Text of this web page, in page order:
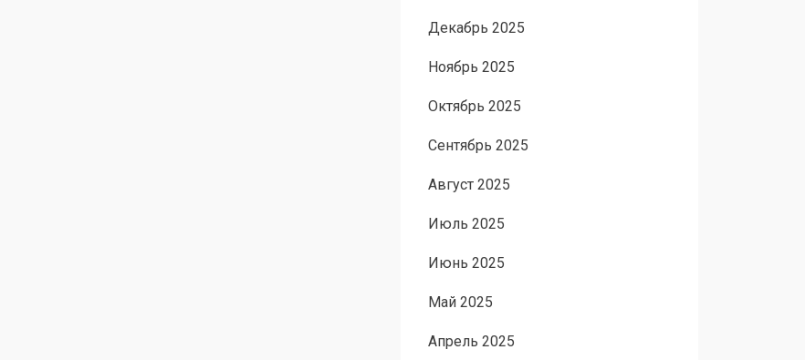
Декабрь 2025
Ноябрь 2025
Октябрь 2025
Сентябрь 2025
Август 2025
Июль 2025
Июнь 2025
Май 2025
Апрель 2025